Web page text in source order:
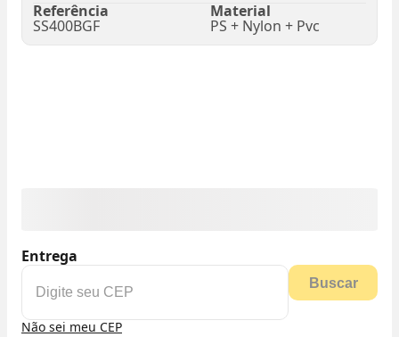
Referência
SS400BGF
Material
PS + Nylon + Pvc
Entrega
Buscar
Não sei meu CEP